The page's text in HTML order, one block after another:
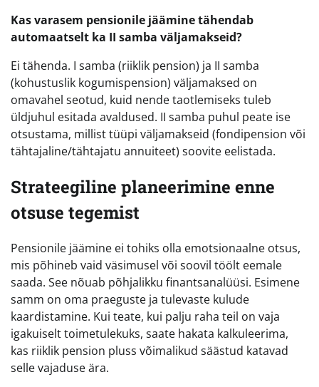
Kas varasem pensionile jäämine tähendab
automaatselt ka II samba väljamakseid?
Ei tähenda. I samba (riiklik pension) ja II samba
(kohustuslik kogumispension) väljamaksed on
omavahel seotud, kuid nende taotlemiseks tuleb
üldjuhul esitada avaldused. II samba puhul peate ise
otsustama, millist tüüpi väljamakseid (fondipension või
tähtajaline/tähtajatu annuiteet) soovite eelistada.
Strateegiline planeerimine enne
otsuse tegemist
Pensionile jäämine ei tohiks olla emotsionaalne otsus,
mis põhineb vaid väsimusel või soovil töölt eemale
saada. See nõuab põhjalikku finantsanalüüsi. Esimene
samm on oma praeguste ja tulevaste kulude
kaardistamine. Kui teate, kui palju raha teil on vaja
igakuiselt toimetulekuks, saate hakata kalkuleerima,
kas riiklik pension pluss võimalikud säästud katavad
selle vajaduse ära.